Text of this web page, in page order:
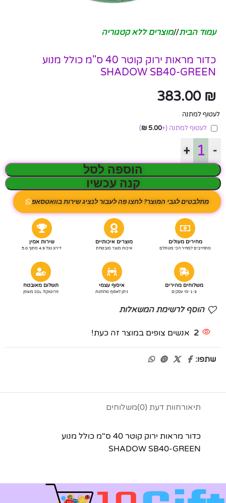
עמוד הבית/ מוצרים ללא קטגוריה
כדור מראות ירוק קוטר 40 ס"מ כולל מנוע
SHADOW SB40-GREEN
383.00 ₪
לעטוף למתנה
לעטוף למתנה (+
5.00
₪
)
-
+
הוספה לסל
קנה עכשיו
מתלבטים לגבי המוצר? לחצו פה לעבור לנציג שירות בוואטסאפ
מחירים מעולים
מתחייבים למחיר הכי משתלם
מוצרים איכותיים
איכות מוצר מובטחת
שירות אמין
דירוג גוגל 4.9 מתוך 5.0
משלוחים מהירים
1-3 ימי עסקים
איסוף עצמי
ניתן לאסוף מהחנות
תשלום מאובטח
פרוטוקול SSL מוצפן
הוסף לרשימת המשאלות
2 אנשים צופים במוצר זה כעת!
שתפו:
תיאורחוות דעת (0) משלוחים
כדור מראות ירוק קוטר 40 ס"מ כולל מנוע
SHADOW SB40-GREEN